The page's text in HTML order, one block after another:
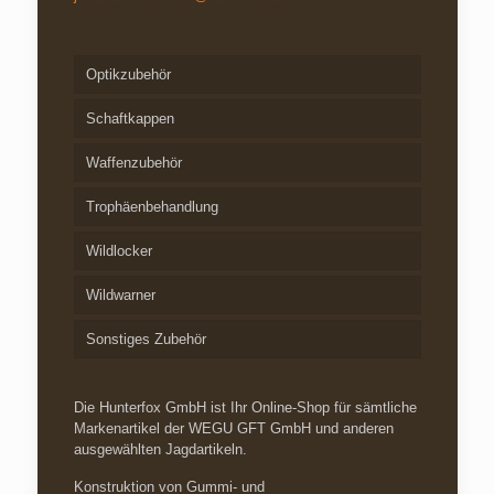
Optikzubehör
Schaftkappen
Waffenzubehör
Trophäenbehandlung
Wildlocker
Wildwarner
Sonstiges Zubehör
Die Hunterfox GmbH ist Ihr Online-Shop für sämtliche
Markenartikel der WEGU GFT GmbH und anderen
ausgewählten Jagdartikeln.
Konstruktion von Gummi- und